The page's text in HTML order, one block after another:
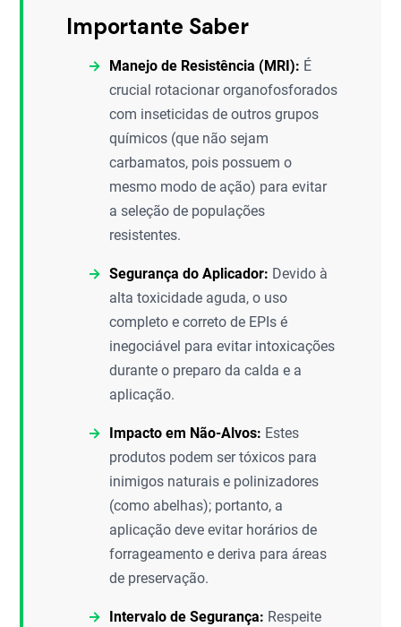
Importante Saber
Manejo de Resistência (MRI): É
crucial rotacionar organofosforados
com inseticidas de outros grupos
químicos (que não sejam
carbamatos, pois possuem o
mesmo modo de ação) para evitar
a seleção de populações
resistentes.
Segurança do Aplicador: Devido à
alta toxicidade aguda, o uso
completo e correto de EPIs é
inegociável para evitar intoxicações
durante o preparo da calda e a
aplicação.
Impacto em Não-Alvos: Estes
produtos podem ser tóxicos para
inimigos naturais e polinizadores
(como abelhas); portanto, a
aplicação deve evitar horários de
forrageamento e deriva para áreas
de preservação.
Intervalo de Segurança: Respeite